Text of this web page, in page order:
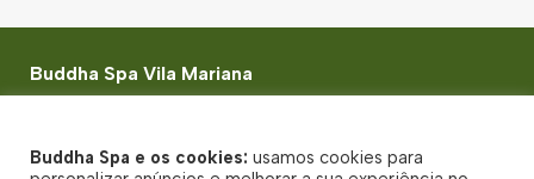
Buddha Spa Vila Mariana
Todos direitos reservados
Buddha Spa e os cookies: usamos cookies para